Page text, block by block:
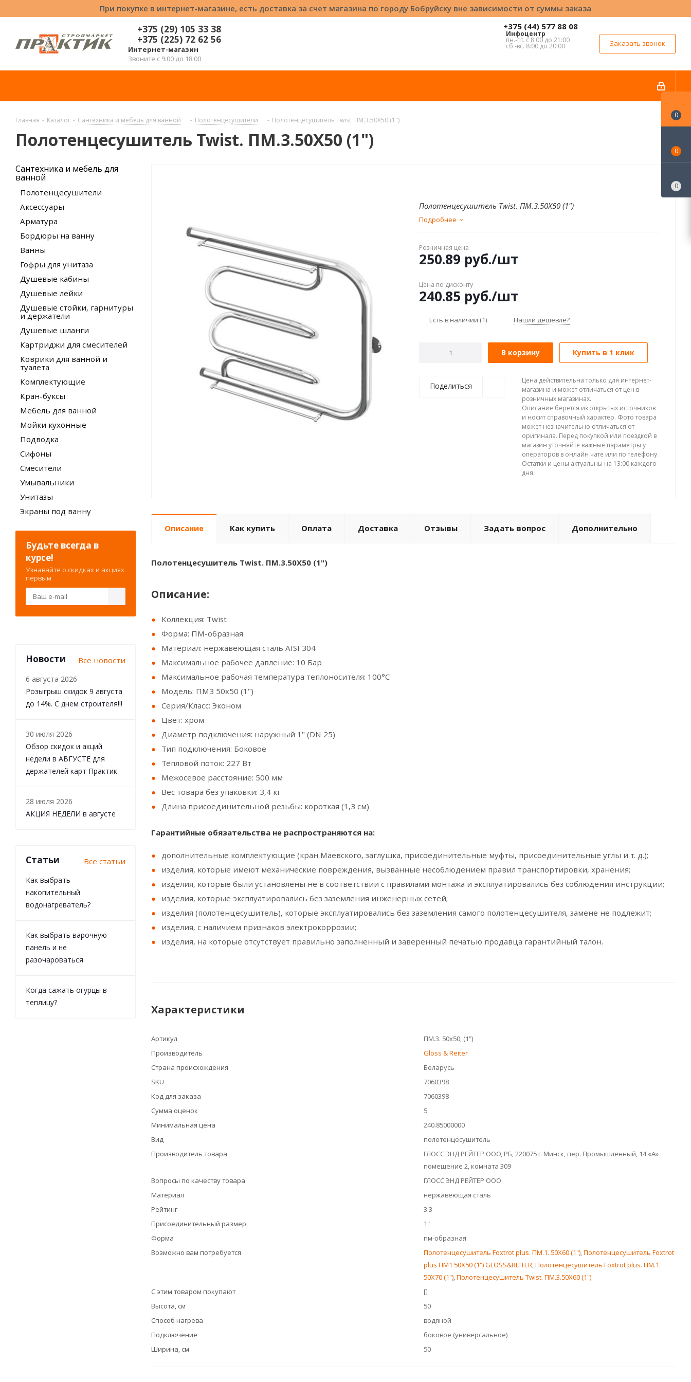
При покупке в интернет-магазине, есть доставка за счет магазина по городу Бобруйску вне зависимости от суммы заказа
+375 (29) 105 33 38
+375 (225) 72 62 56
Интернет-магазин
Звоните с 9:00 до 18:00
+375 (44) 577 88 08
Инфоцентр
пн.-пт. с 8:00 до 21:00
сб.-вс. 8:00 до 20:00 Заказать звонок
Главная - Каталог - Сантехника и мебель для ванной - Полотенцесушители - Полотенцесушитель Twist. ПМ.3.50Х50 (1")
Полотенцесушитель Twist. ПМ.3.50Х50 (1")
Полотенцесушитель Twist. ПМ.3.50Х50 (1")
Подробнее
Розничная цена
250.89 руб./шт
Цена по дисконту
240.85 руб./шт
Есть в наличии (1) Нашли дешевле?
В корзину Купить в 1 клик
Поделиться
Цена действительна только для интернет-
магазина и может отличаться от цен в
розничных магазинах.
Описание берется из открытых источников
и носит справочный характер. Фото товара
может незначительно отличаться от
оригинала. Перед покупкой или поездкой в
магазин уточняйте важные параметры у
операторов в онлайн чате или по телефону.
Остатки и цены актуальны на 13:00 каждого
дня.
Описание Как купить Оплата Доставка Отзывы Задать вопрос Дополнительно
Полотенцесушитель Twist. ПМ.3.50Х50 (1")
Описание:
Коллекция: Twist
Форма: ПM-образная
Материал: нержавеющая сталь AISI 304
Максимальное рабочее давление: 10 Бар
Максимальное рабочая температура теплоносителя: 100°С
Модель: ПМ3 50x50 (1")
Серия/Класс: Эконом
Цвет: хром
Диаметр подключения: наружный 1" (DN 25)
Тип подключения: Боковое
Тепловой поток: 227 Вт
Межосевое расстояние: 500 мм
Вес товара без упаковки: 3,4 кг
Длина присоединительной резьбы: короткая (1,3 см)
Гарантийные обязательства не распространяются на:
дополнительные комплектующие (кран Маевского, заглушка, присоединительные муфты, присоединительные углы и т. д.);
изделия, которые имеют механические повреждения, вызванные несоблюдением правил транспортировки, хранения;
изделия, которые были установлены не в соответствии с правилами монтажа и эксплуатировались без соблюдения инструкции;
изделия, которые эксплуатировались без заземления инженерных сетей;
изделия (полотенцесушитель), которые эксплуатировались без заземления самого полотенцесушителя, замене не подлежит;
изделия, с наличием признаков электрокоррозии;
изделия, на которые отсутствует правильно заполненный и заверенный печатью продавца гарантийный талон.
Характеристики
Артикул
ПМ.3. 50х50, (1")
Производитель
Gloss & Reiter
Страна происхождения
Беларусь
SKU
7060398
Код для заказа
7060398
Сумма оценок
5
Минимальная цена
240.85000000
Вид
полотенцесушитель
Производитель товара
ГЛОСС ЭНД РЕЙТЕР ООО, РБ, 220075 г. Минск, пер. Промышленный, 14 «А»
помещение 2, комната 309
Вопросы по качеству товара
ГЛОСС ЭНД РЕЙТЕР ООО
Материал
нержавеющая сталь
Рейтинг
3.3
Присоединительный размер
1"
Форма
пм-образная
Возможно вам потребуется
Полотенцесушитель Foxtrot plus. ПМ.1. 50Х60 (1"),Полотенцесушитель Foxtrot
plus ПМ1 50Х50 (1") GLOSS&REITER,Полотенцесушитель Foxtrot plus. ПМ.1.
50Х70 (1"),Полотенцесушитель Twist. ПМ.3.50Х60 (1")
С этим товаром покупают
[]
Высота, см
50
Способ нагрева
водяной
Подключение
боковое (универсальное)
Ширина, см
50
Сантехника и мебель для
ванной
Полотенцесушители
Аксессуары
Арматура
Бордюры на ванну
Ванны
Гофры для унитаза
Душевые кабины
Душевые лейки
Душевые стойки, гарнитуры
и держатели
Душевые шланги
Картриджи для смесителей
Коврики для ванной и
туалета
Комплектующие
Кран-буксы
Мебель для ванной
Мойки кухонные
Подводка
Сифоны
Смесители
Умывальники
Унитазы
Экраны под ванну
Будьте всегда в
курсе!
Узнавайте о скидках и акциях
первым
Новости Все новости
6 августа 2026
Розыгрыш скидок 9 августа
до 14%. С днем строителя!!!
30 июля 2026
Обзор скидок и акций
недели в АВГУСТЕ для
держателей карт Практик
28 июля 2026
АКЦИЯ НЕДЕЛИ в августе
Статьи Все статьи
Как выбрать
накопительный
водонагреватель?
Как выбрать варочную
панель и не
разочароваться
Когда сажать огурцы в
теплицу?
0
0
0